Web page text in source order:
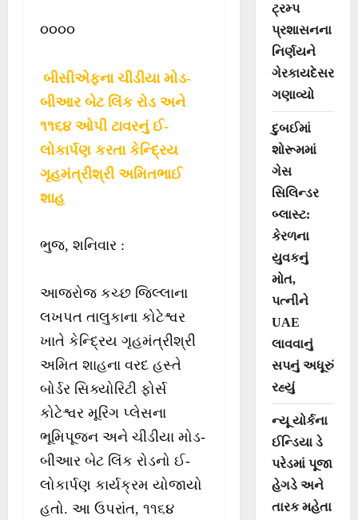
૦૦૦૦
બીસીએફના ચીડીયા મોડ-
બીઆર બેટ લિંક રોડ અને
૧૧૬૪ ઓપી ટાવરનું ઈ-
લોકાર્પણ કરતા કેન્દ્રિય
ગૃહમંત્રીશ્રી અમિતભાઈ
શાહ
ભુજ, શનિવાર :
આજરોજ કચ્છ જિલ્લાના
લખપત તાલુકાના કોટેશ્વર
ખાતે કેન્દ્રિય ગૃહમંત્રીશ્રી
અમિત શાહના વરદ હસ્તે
બોર્ડર સિક્યોરિટી ફોર્સ
કોટેશ્વર મૂરિંગ પ્લેસના
ભૂમિપૂજન અને ચીડીયા મોડ-
બીઆર બેટ લિંક રોડનો ઈ-
લોકાર્પણ કાર્યક્રમ યોજાયો
હતો. આ ઉપરાંત, ૧૧૬૪
ટ્રમ્પ
પ્રશાસનના
નિર્ણયને
ગેરકાયદેસર
ગણાવ્યો
દુબઈમાં
શોરૂમમાં
ગેસ
સિલિન્ડર
બ્લાસ્ટ:
કેરળના
યુવકનું
મોત,
પત્નીને
UAE
લાવવાનું
સપનું અધૂરું
રહ્યું
ન્યૂ યોર્કના
ઈન્ડિયા ડે
પરેડમાં પૂજા
હેગડે અને
તારક મહેતા